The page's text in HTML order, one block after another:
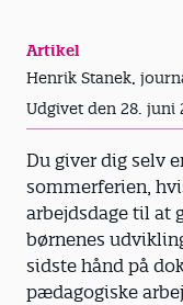
Artikel
Henrik Stanek,
Udgivet den 28. juni
Du giver dig selv
sommerferien,
arbejdsdage til at
børnenes
sidste hånd på
pædagogiske